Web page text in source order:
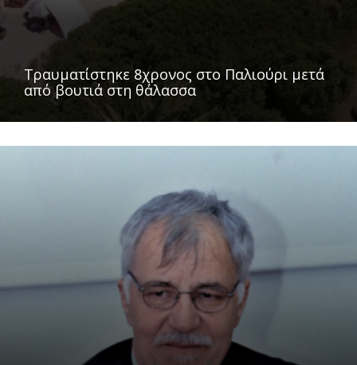
Τραυματίστηκε 8χρονος στο Παλιούρι μετά
από βουτιά στη θάλασσα